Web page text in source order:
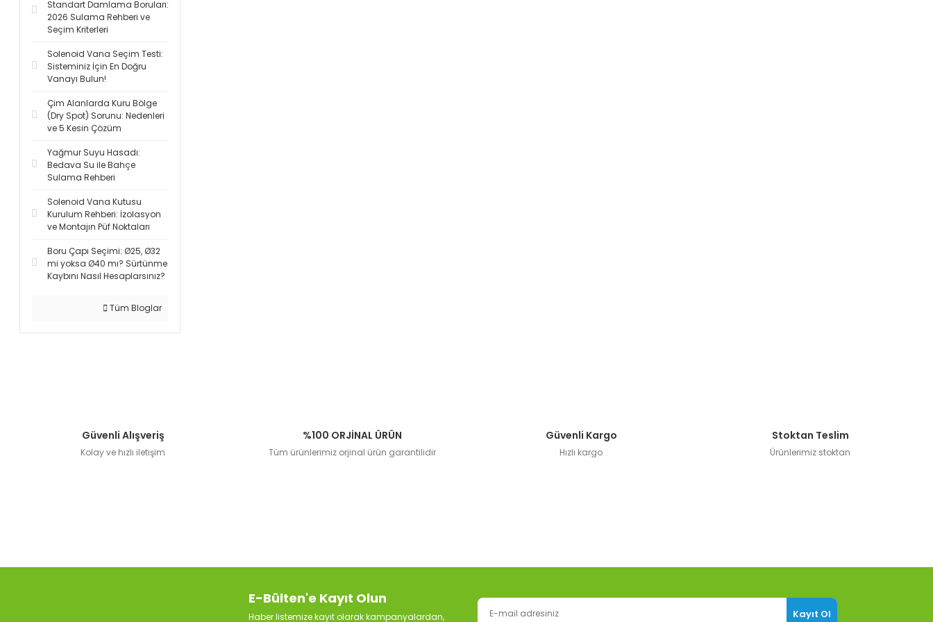
Standart Damlama Boruları:
2026 Sulama Rehberi ve
Seçim Kriterleri
Solenoid Vana Seçim Testi:
Sisteminiz İçin En Doğru
Vanayı Bulun!
Çim Alanlarda Kuru Bölge
(Dry Spot) Sorunu: Nedenleri
ve 5 Kesin Çözüm
Yağmur Suyu Hasadı:
Bedava Su ile Bahçe
Sulama Rehberi
Solenoid Vana Kutusu
Kurulum Rehberi: İzolasyon
ve Montajın Püf Noktaları
Boru Çapı Seçimi: Ø25, Ø32
mi yoksa Ø40 mı? Sürtünme
Kaybını Nasıl Hesaplarsınız?
Tüm Bloglar
Güvenli Alışveriş
Kolay ve hızlı iletişim
%100 ORJİNAL ÜRÜN
Tüm ürünlerimiz orjinal ürün garantilidir
Güvenli Kargo
Hızlı kargo
Stoktan Teslim
Ürünlerimiz stoktan
E-Bülten'e Kayıt Olun
Haber listemize kayıt olarak kampanyalardan, Kayıt Ol